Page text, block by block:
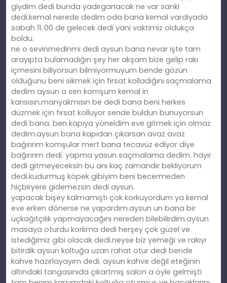
giydim dedi bunda yadırganacak ne var sanki
dedi.kemal nerede dedim oda bana kemal vardiyada
sabah 11..00 de gelecek dedi yani vaktimiz oldukça
boldu.
ne o sevinmedinmi dedi aysun bana nevar işte tam
arayıpta bulamadığın şey her akşam bize gelip rakı
içmesini biliyorsun bilmiyormuyum bende gözün
olduğunu beni sikmek için fırsat kolladığını.saçmalama
dedim aysun a sen komşum kemal in
karısısın.manyakmısın be dedi bana beni herkes
düzmek için fırsat kolluyor sende buldun bunuyorsun
dedi bana. ben kapıya yöneldim eve gitmek için olmaz
dedim.aysun bana kapıdan çıkarsan avaz avaz
bağırırım komşular mert bana tecavüz ediyor diye
bağırırım dedi. yapma yasun saçmalama dedim. hayır
dedi gitmeyeceksin bu anı kaç zamandır bekliyorum
dedi.kudurmuş köpek gibiyim beni becermeden
hiçbiryere gidemezsin dedi aysun.
yapacak bişey kalmamıştı çok korkuyordum ya kemal
eve erken dönerse ne yapardım.aysun un bana bir
üçkağıtçılık yapmayacağını nereden bilebilirdim.aysun
masaya oturdu korkma dedi herşey çok güzel ve
istediğimiz gibi olacak dedi.neyse biz yemeği ve rakıyı
bitirdik aysun koltuğa uzan rahat otur dedi bende
kahve hazırlayayım dedi. aysun kahve değil eteğinin
altındaki tangasınıda çıkartmış salon a öyle gelmişti